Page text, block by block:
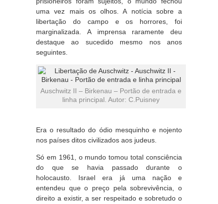
uma vez mais os olhos. A notícia sobre a
libertação do campo e os horrores, foi
marginalizada. A imprensa raramente deu
destaque ao sucedido mesmo nos anos
seguintes.
Auschwitz II – Birkenau – Portão de entrada e
linha principal. Autor: C.Puisney
Era o resultado do ódio mesquinho e nojento
nos países ditos civilizados aos judeus.
Só em 1961, o mundo tomou total consciência
do que se havia passado durante o
holocausto. Israel era já uma nação e
entendeu que o preço pela sobrevivência, o
direito a existir, a ser respeitado e sobretudo o